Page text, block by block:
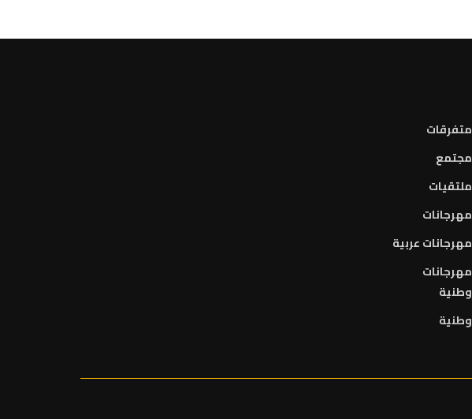
متفرقات
مجتمع
ملتقيات
مهرجانات
مهرجانات عربية
مهرجانات
وطنية
وطنية